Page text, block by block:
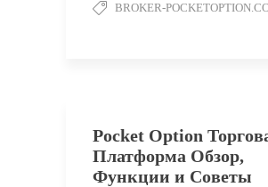
BROKER-
Pocket Option
Платформа Обзор,
Функции и Советы